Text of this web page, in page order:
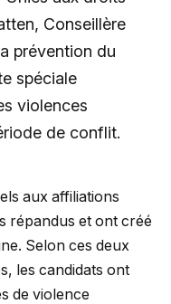
Conseillère
prévention du
spéciale
violences
de conflit.
aux affiliations
répandus et ont créé
Selon ces deux
les candidats ont
de violence